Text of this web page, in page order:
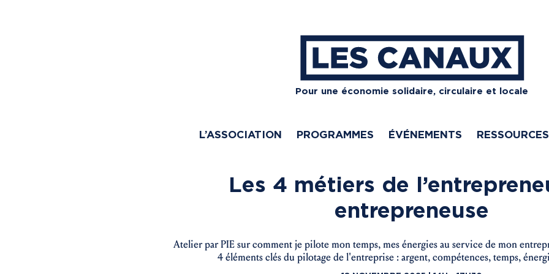
Pour une économie solidaire, circulaire et locale
L’ASSOCIATION PROGRAMMES ÉVÉNEMENTS RESSOURCES
Les 4 métiers de
entrepreneuse
Atelier par PIE sur comment je pilote mon temps, mes énergies au service de mon
4 éléments clés du pilotage de l'entreprise : argent, compétences, temps,